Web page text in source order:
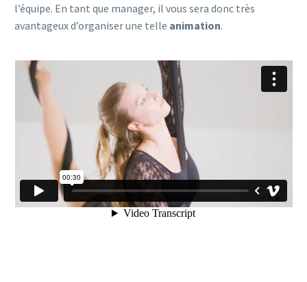
l’équipe. En tant que manager, il vous sera donc très
avantageux d’organiser une telle animation.